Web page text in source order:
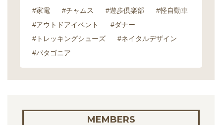
#家電 #チャムス #遊歩倶楽部
#軽自動車
#アウトドアイベント
#ダナー
#トレッキングシューズ
#ネイタルデザイン
#パタゴニア
MEMBERS